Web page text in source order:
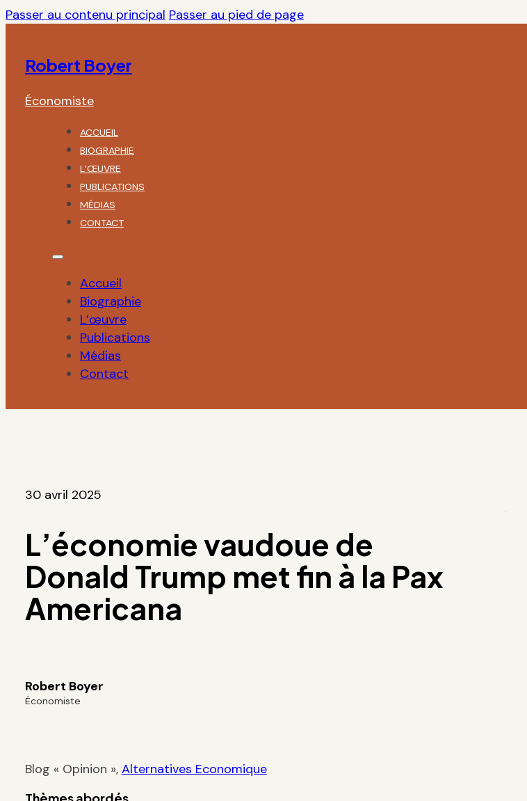
Passer au contenu principal Passer au pied de page
Robert Boyer
Économiste
ACCUEIL
BIOGRAPHIE
L’ŒUVRE
PUBLICATIONS
MÉDIAS
CONTACT
Accueil
Biographie
L’œuvre
Publications
Médias
Contact
30 avril 2025
L’économie vaudoue de
Donald Trump met fin à la Pax
Americana
Robert Boyer
Économiste
Blog « Opinion », Alternatives Economique
Thèmes abordés